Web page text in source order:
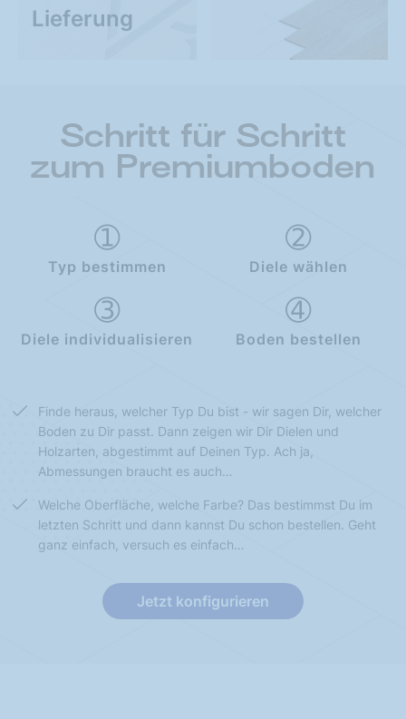
Lieferung
Schritt für Schritt
zum Premiumboden
Typ bestimmen Diele wählen
Diele individualisieren Boden bestellen
Finde heraus, welcher Typ Du bist - wir sagen Dir, welcher
Boden zu Dir passt. Dann zeigen wir Dir Dielen und
Holzarten, abgestimmt auf Deinen Typ. Ach ja,
Abmessungen braucht es auch…
Welche Oberfläche, welche Farbe? Das bestimmst Du im
letzten Schritt und dann kannst Du schon bestellen. Geht
ganz einfach, versuch es einfach…
Jetzt konfigurieren